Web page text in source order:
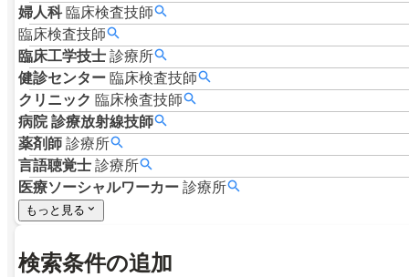
婦人科 臨床検査技師
臨床検査技師
臨床工学技士 診療所
健診センター 臨床検査技師
クリニック 臨床検査技師
病院 診療放射線技師
薬剤師 診療所
言語聴覚士 診療所
医療ソーシャルワーカー 診療所
もっと見る
検索条件の追加